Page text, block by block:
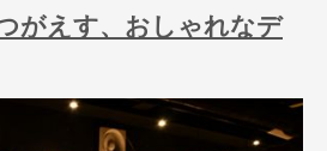
がえす、おしゃれなデ